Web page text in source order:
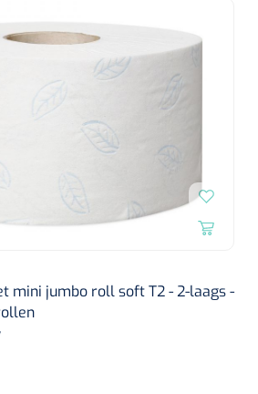
mini jumbo roll soft T2 - 2-laags -